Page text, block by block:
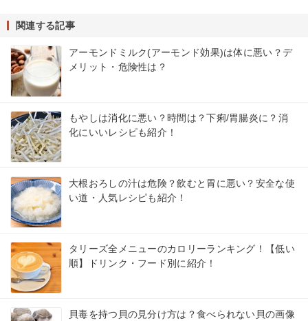
関連する記事
アーモンドミルク(アーモンド効果)は体に悪い？デ
メリット・危険性は？
もやしは消化に悪い？時間は？下痢/胃腸炎に？消
化にいいレシピも紹介！
大根おろしの汁は危険？飲むと胃に悪い？安全な使
い道・人気レシピも紹介！
タリーズ全メニューのカロリーランキング！【低い
順】ドリンク・フード別に紹介！
貝毒を持つ貝の見分け方は？食べられない貝の画像